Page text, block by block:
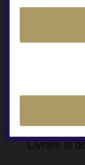
Service și
Livrare la